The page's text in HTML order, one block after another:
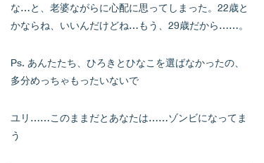
な…と、老婆ながらに心配に思ってしまった。22歳と
かならね、いいんだけどね…もう、29歳だから……。
Ps. あんたたち、ひろきとひなこを選ばなかったの、
多分めっちゃもったいないで
ユリ……このままだとあなたは……ゾンビになってま
う